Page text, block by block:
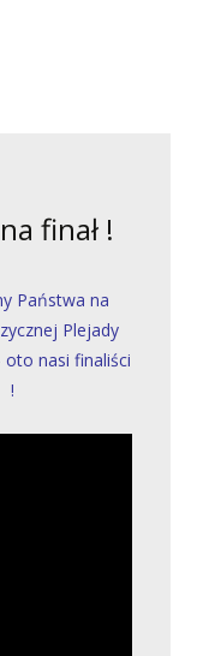
finał !
Państwa na
Plejady
oto nasi finaliści
!